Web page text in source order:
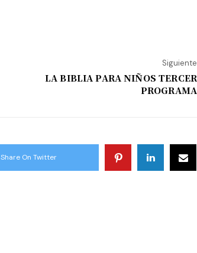
Siguiente
LA BIBLIA PARA NIÑOS TERCER
PROGRAMA
Share On Twitter